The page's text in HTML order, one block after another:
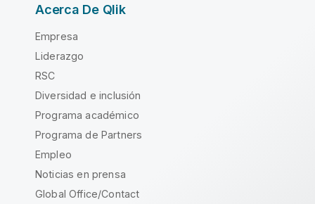
Acerca De Qlik
Empresa
Liderazgo
RSC
Diversidad e inclusión
Programa académico
Programa de Partners
Empleo
Noticias en prensa
Global Office/Contact